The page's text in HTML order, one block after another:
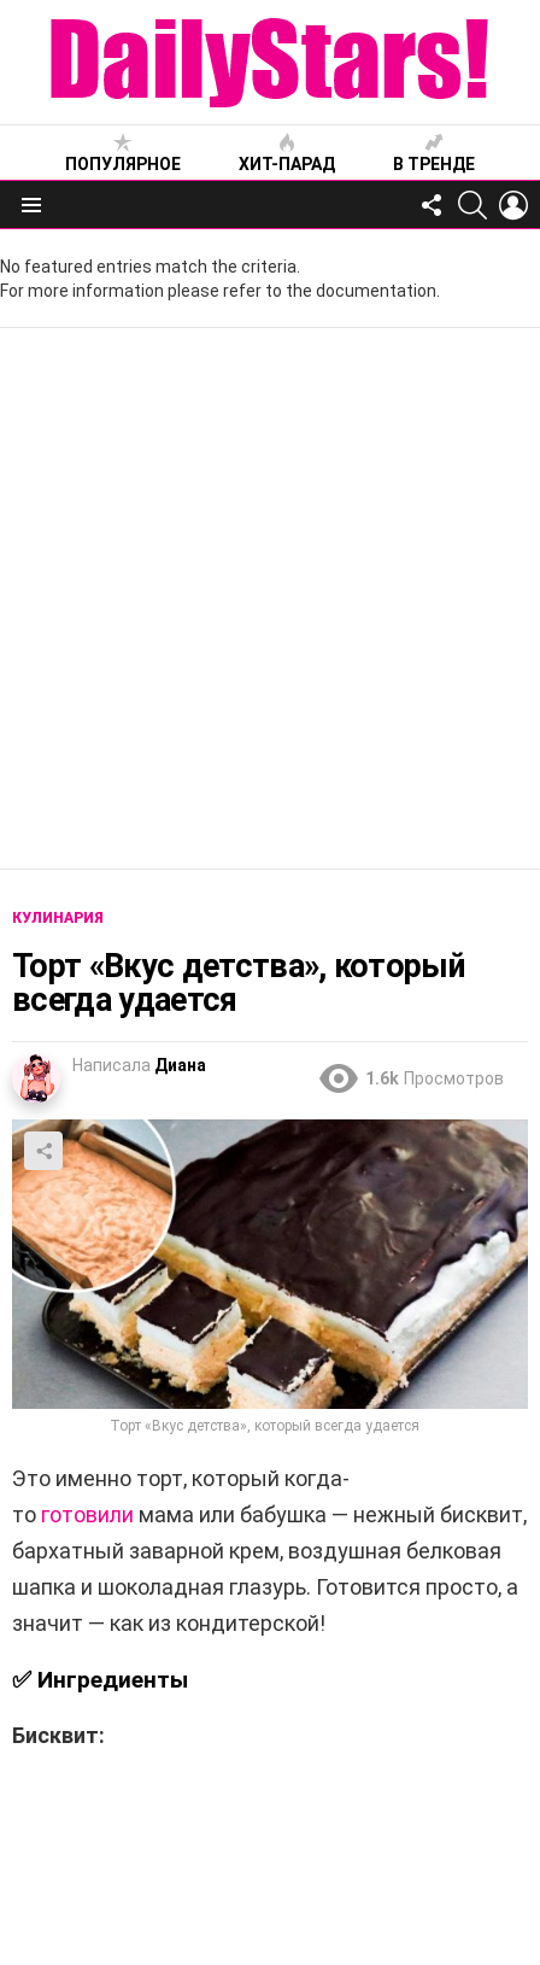
ПОПУЛЯРНОЕ ХИТ-ПАРАД В ТРЕНДЕ
Меню
FOLLOW
US
No featured entries match the criteria.
For more information please refer to the documentation.
КУЛИНАРИЯ
Торт «Вкус детства», который
всегда удается
Написала Диана
1.6k Просмотров
Торт «Вкус детства», который всегда удается
Это именно торт, который когда-
то готовили мама или бабушка — нежный бисквит,
бархатный заварной крем, воздушная белковая
шапка и шоколадная глазурь. Готовится просто, а
значит — как из кондитерской!
✅ Ингредиенты
Бисквит: